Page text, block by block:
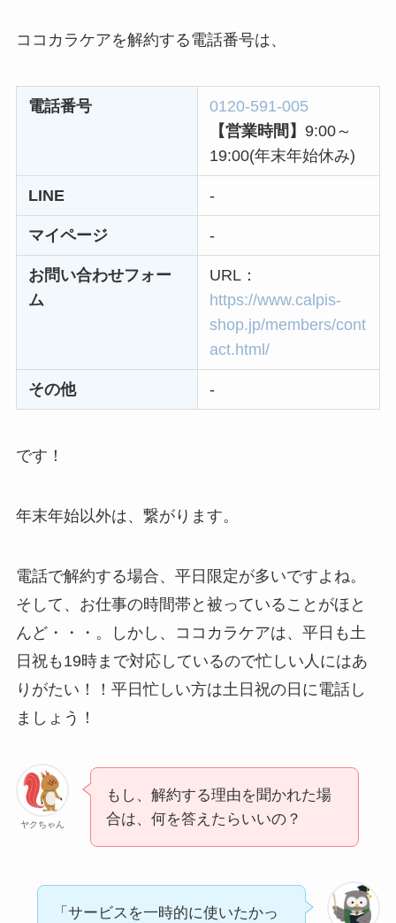
Sivorune(シボルネ)
なぜ解約できない？
電話以外に手続きす
る方法ある？
ニューZの解約まと
め！電話が繋がらな
い時の裏ワザ
解約できない？バロ
ニーを電話から解約
ココカラケアを解約する電話番号は、
電話番号
0120-591-005
【営業時間】9:00～
19:00(年末年始休み)
LINE -
マイページ -
お問い合わせフォー
ム
URL：
https://www.calpis-
shop.jp/members/cont
act.html/
その他 -
です！
年末年始以外は、繋がります。
電話で解約する場合、平日限定が多いですよね。
そして、お仕事の時間帯と被っていることがほと
んど・・・。しかし、ココカラケアは、平日も土
日祝も19時まで対応しているので忙しい人にはあ
りがたい！！平日忙しい方は土日祝の日に電話し
ましょう！
ヤクちゃん
もし、解約する理由を聞かれた場
合は、何を答えたらいいの？
「サービスを一時的に使いたかっ